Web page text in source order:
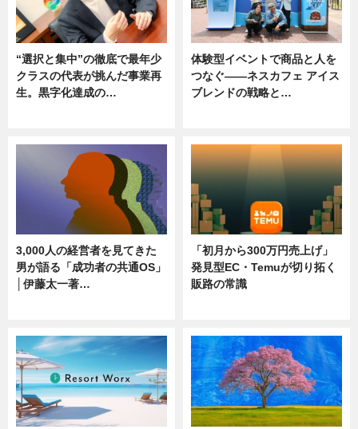
“選択と集中”の徹底で最年少
クラスの代表が挑んだ事業再
生。黒字化達成の…
体験型イベントで商品と人を
つなぐ――ネスカフェ アイス
ブレンドの戦略と…
3,000人の経営者を見てきた
男が語る「成功者の共通OS」
│伊藤太一著…
「初月から300万円売上げ」
発見型EC・Temuが切り拓く
販路の常識